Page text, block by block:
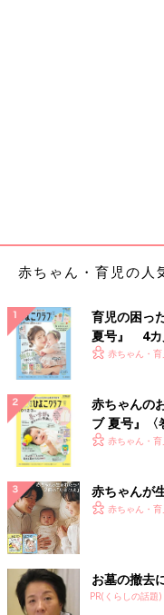
赤ちゃん・育児の人
育児の困っ
夏号』 4カ
いっぱい！
赤ちゃん・育
赤ちゃんの
ブ 夏号』〈
く！ おっぱ
赤ちゃん・育
赤ちゃんが
赤ちゃん・育
お墓の撤去
PR(くらしの話題)